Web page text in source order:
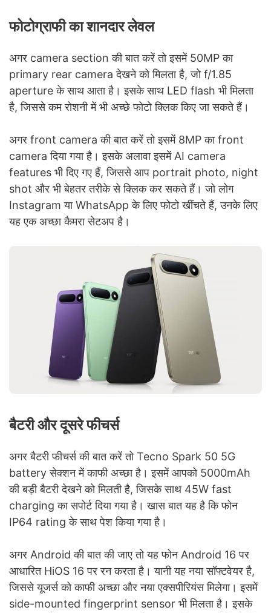
फोटोग्राफी का शानदार लेवल
अगर camera section की बात करें तो इसमें 50MP का
primary rear camera देखने को मिलता है, जो f/1.85
aperture के साथ आता है। इसके साथ LED flash भी मिलता
है, जिससे कम रोशनी में भी अच्छे फोटो क्लिक किए जा सकते हैं।
अगर front camera की बात करें तो इसमें 8MP का front
camera दिया गया है। इसके अलावा इसमें AI camera
features भी दिए गए हैं, जिससे आप portrait photo, night
shot और भी बेहतर तरीके से क्लिक कर सकते हैं। जो लोग
Instagram या WhatsApp के लिए फोटो खींचते हैं, उनके लिए
यह एक अच्छा कैमरा सेटअप है।
बैटरी और दूसरे फीचर्स
अगर बैटरी फीचर्स की बात करें तो Tecno Spark 50 5G
battery सेक्शन में काफी अच्छा है। इसमें आपको 5000mAh
की बड़ी बैटरी देखने को मिलती है, जिसके साथ 45W fast
charging का सपोर्ट दिया गया है। खास बात यह है कि फोन
IP64 rating के साथ पेश किया गया है।
अगर Android की बात की जाए तो यह फोन Android 16 पर
आधारित HiOS 16 पर रन करता है। यानी यह नया सॉफ्टवेयर है,
जिससे यूजर्स को काफी अच्छा और नया एक्सपीरियंस मिलेगा। इसमें
side-mounted fingerprint sensor भी मिलता है। इसके